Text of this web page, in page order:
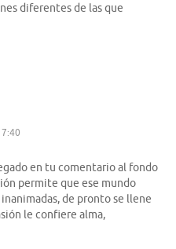
diferentes de las que
en tu comentario al fondo
permite que ese mundo
de pronto se llene
le confiere alma,